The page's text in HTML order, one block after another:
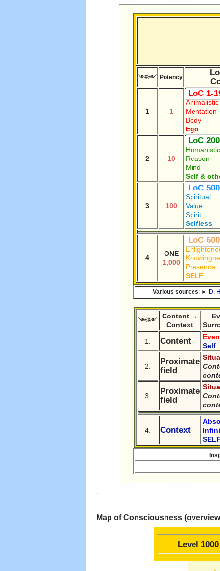
༺༻ Potency
1 1
LoC 1-
Animalistic
Mentation
Body
Ego
2 10
LoC
Humanistic
Reason
Mind
Self &
3 100
LoC
Spiritual
Value
Spirit
Selfless
4
ONE
1,000
LoC
Presence
SELF
Various sources: ► D.
༺༻
Content ↔
Context
1. Content
Self
2.
Proximate
field
3.
Proximate
field
4. Context
SELF
↑
Map of Consciousness
Level 1000